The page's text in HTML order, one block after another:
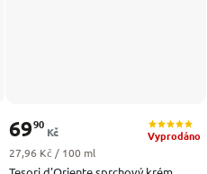
Vyprodáno
6990
Kč
Měrná cena:
27,96 Kč / 100 ml